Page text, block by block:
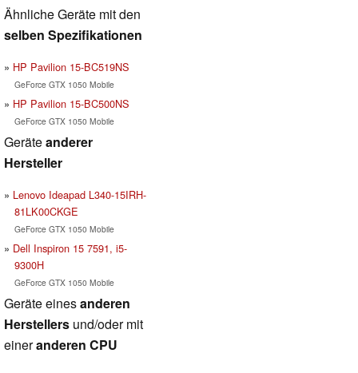
Ähnliche Geräte mit den
selben Spezifikationen
HP Pavilion 15-BC519NS
GeForce GTX 1050 Mobile
HP Pavilion 15-BC500NS
GeForce GTX 1050 Mobile
Geräteanderer
Hersteller
Lenovo Ideapad L340-15IRH-
81LK00CKGE
GeForce GTX 1050 Mobile
Dell Inspiron 15 7591, i5-
9300H
GeForce GTX 1050 Mobile
Geräte einesanderen
Herstellers und/oder mit
eineranderen CPU